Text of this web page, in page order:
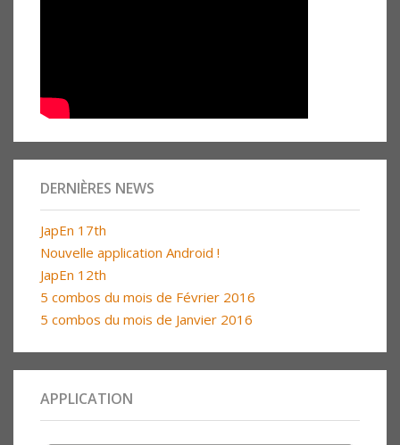
DERNIÈRES NEWS
JapEn 17th
Nouvelle application Android !
JapEn 12th
5 combos du mois de Février 2016
5 combos du mois de Janvier 2016
APPLICATION